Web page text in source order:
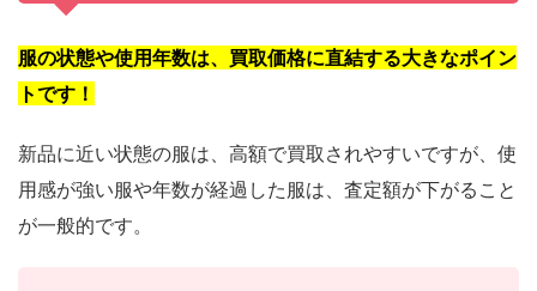
服の状態や使用年数は、買取価格に直結する大きなポイン
トです！
新品に近い状態の服は、高額で買取されやすいですが、使
用感が強い服や年数が経過した服は、査定額が下がること
が一般的です。